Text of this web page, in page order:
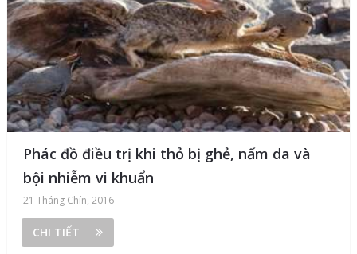
Phác đồ điều trị khi thỏ bị ghẻ, nấm da và
bội nhiễm vi khuẩn
21 Tháng Chín, 2016
CHI TIẾT